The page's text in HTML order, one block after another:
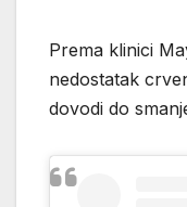
Prema klinici
nedostatak
dovodi do